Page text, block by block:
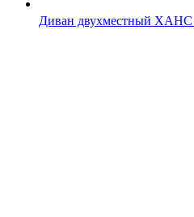
Диван двухместный ХАНС